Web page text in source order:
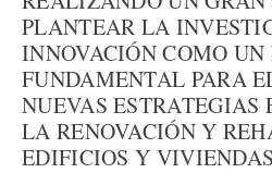
PLANTEAR LA
INNOVACIÓN COMO
FUNDAMENTAL PARA
NUEVAS
LA RENOVACIÓN Y
EDIFICIOS Y